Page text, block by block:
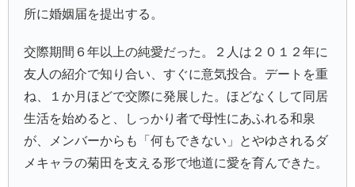
所に婚姻届を提出する。
交際期間６年以上の純愛だった。２人は２０１２年に
友人の紹介で知り合い、すぐに意気投合。デートを重
ね、１か月ほどで交際に発展した。ほどなくして同居
生活を始めると、しっかり者で母性にあふれる和泉
が、メンバーからも「何もできない」とやゆされるダ
メキャラの菊田を支える形で地道に愛を育んできた。